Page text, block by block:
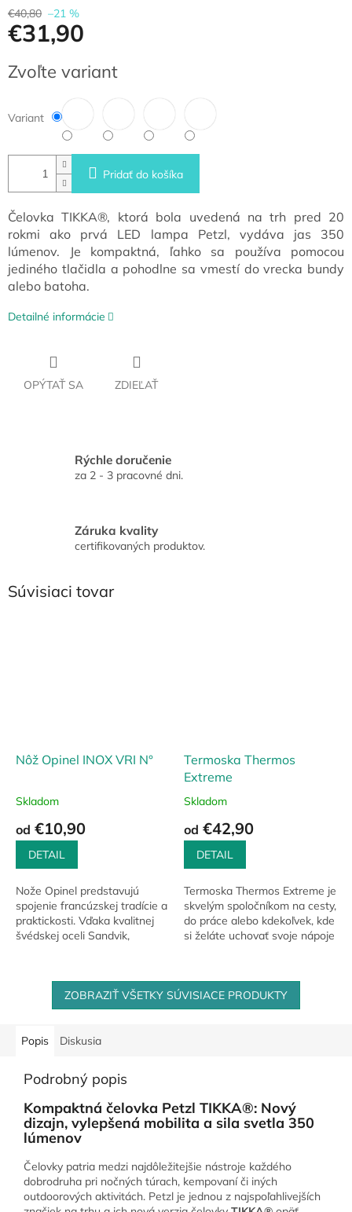
€40,80 –21 %
€31,90
cena:
Zvoľte variant
Variant
Pridať do košíka
Čelovka TIKKA®, ktorá bola uvedená na trh pred 20
rokmi ako prvá LED lampa Petzl, vydáva jas 350
lúmenov. Je kompaktná, ľahko sa používa pomocou
jediného tlačidla a pohodlne sa vmestí do vrecka bundy
alebo batoha.
Detailné informácie
OPÝTAŤ SA ZDIEĽAŤ
Rýchle doručenie
za 2 - 3 pracovné dni.
Záruka kvality
certifikovaných produktov.
Súvisiaci tovar
Nôž Opinel INOX VRI N°
Skladom
od €10,90
DETAIL
Nože Opinel predstavujú
spojenie francúzskej tradície a
praktickosti. Vďaka kvalitnej
švédskej oceli Sandvik,
turistiku,...
Termoska Thermos
Extreme
Skladom
od €42,90
DETAIL
Termoska Thermos Extreme je
skvelým spoločníkom na cesty,
do práce alebo kdekoľvek, kde
si želáte uchovať svoje nápoje
ZOBRAZIŤ VŠETKY SÚVISIACE PRODUKTY
Popis Diskusia
Podrobný popis
Kompaktná čelovka Petzl TIKKA®: Nový
dizajn, vylepšená mobilita a sila svetla 350
lúmenov
Čelovky patria medzi najdôležitejšie nástroje každého
dobrodruha pri nočných túrach, kempovaní či iných
outdoorových aktivitách. Petzl je jednou z najspoľahlivejších